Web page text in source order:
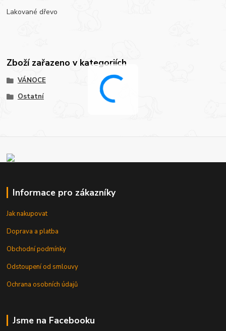
Lakované dřevo
Zboží zařazeno v kategoriích
VÁNOCE
Ostatní
Informace pro zákazníky
Jak nakupovat
Doprava a platba
Obchodní podmínky
Odstoupení od smlouvy
Ochrana osobních údajů
Jsme na Facebooku